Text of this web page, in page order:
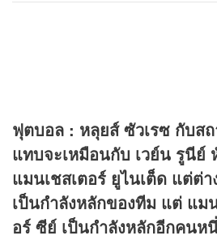
ฟุตบอล : หลุยส์ ซัวเรซ กับส
แทบจะเหมือนกับ เวย์น รูนีย์
แมนเชสเตอร์ ยูไนเต็ด แต่ต่
เป็นกำลังหลักของทีม แต่ แม
อร์ ซีย์ เป็นกำลังหลักอีกคนห